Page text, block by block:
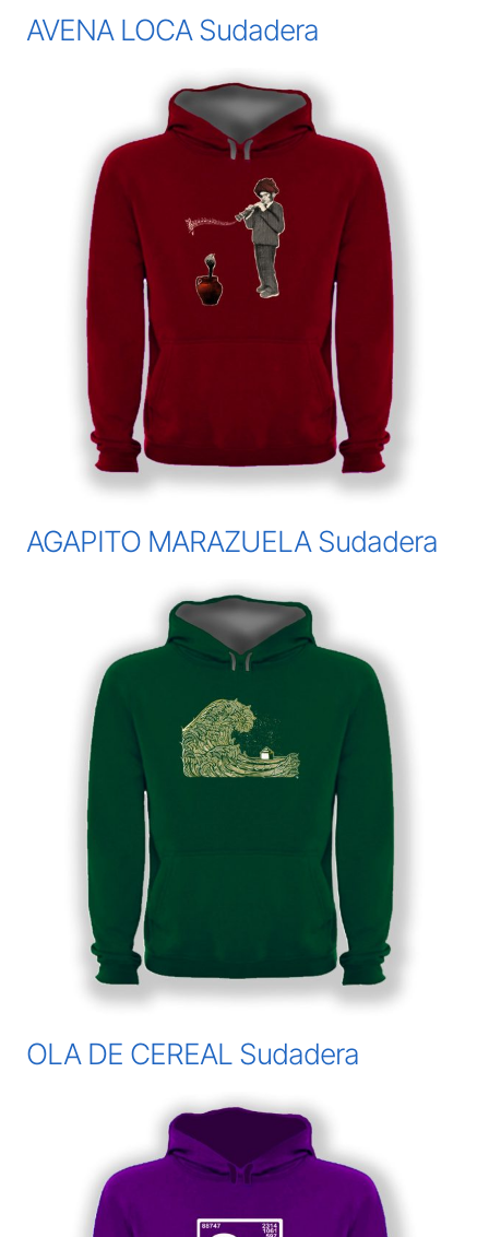
AVENA LOCA Sudadera
AGAPITO MARAZUELA Sudadera
OLA DE CEREAL Sudadera